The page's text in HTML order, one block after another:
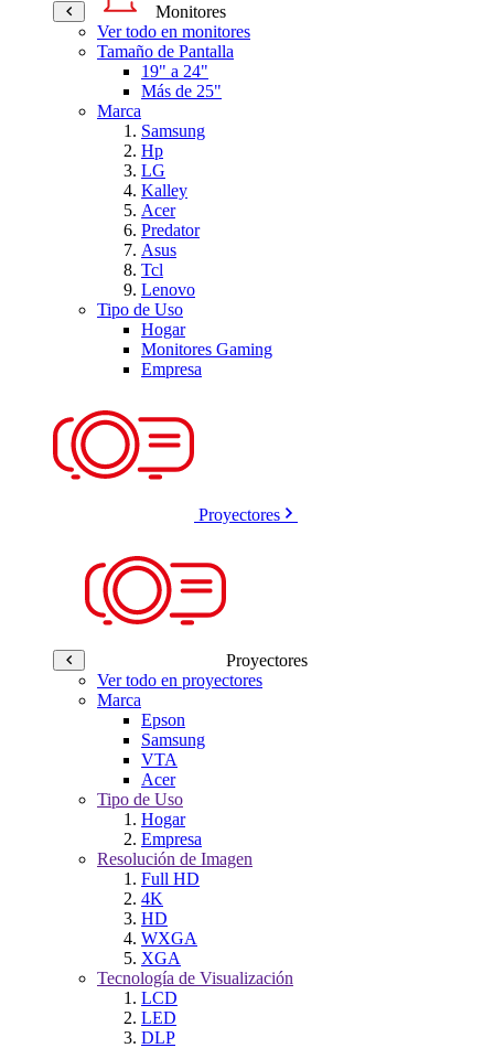
Monitores
Ver todo en monitores
Tamaño de Pantalla
19" a 24"
Más de 25"
Marca
Samsung
Hp
LG
Kalley
Acer
Predator
Asus
Tcl
Lenovo
Tipo de Uso
Hogar
Monitores Gaming
Empresa
Proyectores
Proyectores
Ver todo en proyectores
Marca
Epson
Samsung
VTA
Acer
Tipo de Uso
Hogar
Empresa
Resolución de Imagen
Full HD
4K
HD
WXGA
XGA
Tecnología de Visualización
LCD
LED
DLP